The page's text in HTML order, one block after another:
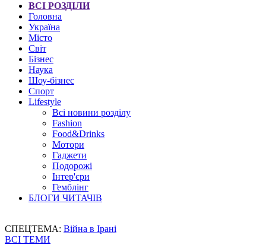
ВСІ РОЗДІЛИ
Головна
Україна
Місто
Світ
Бізнес
Наука
Шоу-бізнес
Спорт
Lifestyle
Всі новини розділу
Fashion
Food&Drinks
Мотори
Гаджети
Подорожі
Інтер'єри
Гемблінг
БЛОГИ ЧИТАЧІВ
СПЕЦТЕМА: Війна в Ірані
ВСІ ТЕМИ